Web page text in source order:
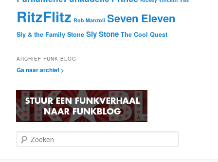
RitzFlitz Rob Manzoli Seven Eleven
Sly & the Family Stone Sly Stone The Cool Quest
ARCHIEF FUNK BLOG
Ga naar archief >
o